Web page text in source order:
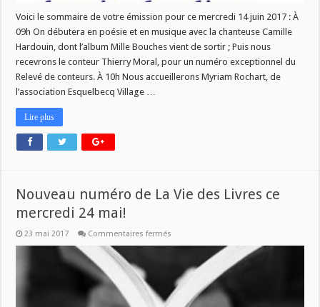
Voici le sommaire de votre émission pour ce mercredi 14 juin 2017 : À
09h On débutera en poésie et en musique avec la chanteuse Camille
Hardouin, dont l’album Mille Bouches vient de sortir ; Puis nous
recevrons le conteur Thierry Moral, pour un numéro exceptionnel du
Relevé de conteurs. À 10h Nous accueillerons Myriam Rochart, de
l’association Esquelbecq Village …
Lire plus
Nouveau numéro de La Vie des Livres ce
mercredi 24 mai!
23 mai 2017 Commentaires fermés
Vie
des
Livres